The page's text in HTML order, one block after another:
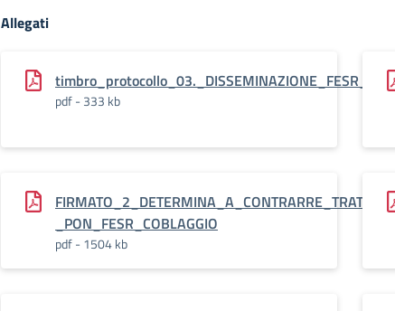
Allegati
pdf - 333 kb
_PON_FESR_COBLAGGIO
pdf - 1504 kb